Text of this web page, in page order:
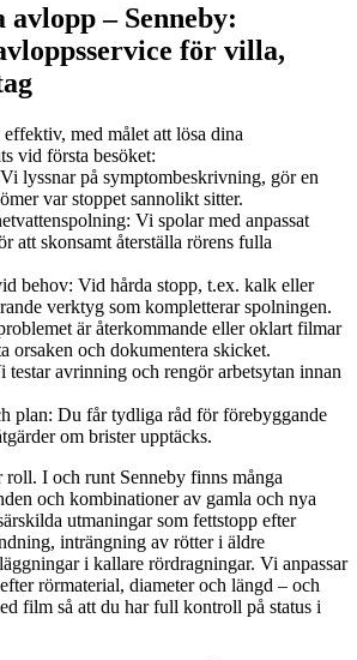
avlopp – Senneby:
för villa,
med målet att lösa dina
vid första besöket:
lyssnar på symptombeskrivning, gör en
var stoppet sannolikt sitter.
Vi spolar med anpassat
att skonsamt återställa rörens fulla
behov: Vid hårda stopp, t.ex. kalk eller
verktyg som kompletterar spolningen.
är återkommande eller oklart filmar
orsaken och dokumentera skicket.
avrinning och rengör arbetsytan innan
plan: Du får tydliga råd för förebyggande
om brister upptäcks.
I och runt Senneby finns många
och kombinationer av gamla och nya
utmaningar som fettstopp efter
inträngning av rötter i äldre
i kallare rördragningar. Vi anpassar
rörmaterial, diameter och längd – och
film så att du har full kontroll på status i